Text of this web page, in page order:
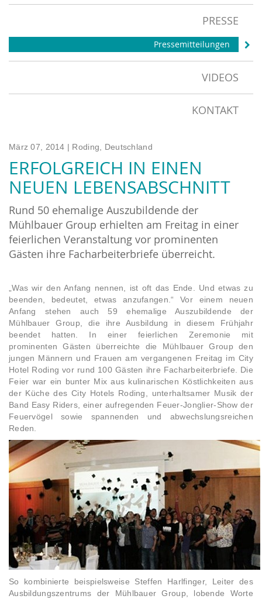
PRESSE
Pressemitteilungen
VIDEOS
KONTAKT
März 07, 2014 | Roding, Deutschland
ERFOLGREICH IN EINEN
NEUEN LEBENSABSCHNITT
Rund 50 ehemalige Auszubildende der
Mühlbauer Group erhielten am Freitag in einer
feierlichen Veranstaltung vor prominenten
Gästen ihre Facharbeiterbriefe überreicht.
„Was wir den Anfang nennen, ist oft das Ende. Und etwas zu
beenden, bedeutet, etwas anzufangen.“ Vor einem neuen
Anfang stehen auch 59 ehemalige Auszubildende der
Mühlbauer Group, die ihre Ausbildung in diesem Frühjahr
beendet hatten. In einer feierlichen Zeremonie mit
prominenten Gästen überreichte die Mühlbauer Group den
jungen Männern und Frauen am vergangenen Freitag im City
Hotel Roding vor rund 100 Gästen ihre Facharbeiterbriefe. Die
Feier war ein bunter Mix aus kulinarischen Köstlichkeiten aus
der Küche des City Hotels Roding, unterhaltsamer Musik der
Band Easy Riders, einer aufregenden Feuer-Jonglier-Show der
Feuervögel sowie spannenden und abwechslungsreichen
Reden.
So kombinierte beispielsweise Steffen Harlfinger, Leiter des
Ausbildungszentrums der Mühlbauer Group, lobende Worte